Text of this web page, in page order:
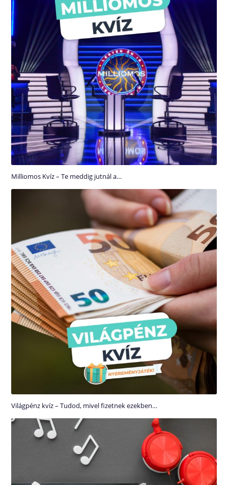
Milliomos Kvíz – Te meddig jutnál a…
Világpénz kvíz – Tudod, mivel fizetnek ezekben…